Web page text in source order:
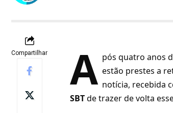
Compartilhar A pós quatro anos
estão prestes a
notícia, recebida
SBTde trazer de volta